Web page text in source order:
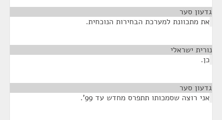
גדעון סער
את מתכוונת למערכת הבחירות הנוכחית.
נורית ישראלי
כן.
גדעון סער
אני רוצה שסמכותו תתפרס מחדש עד 99'.